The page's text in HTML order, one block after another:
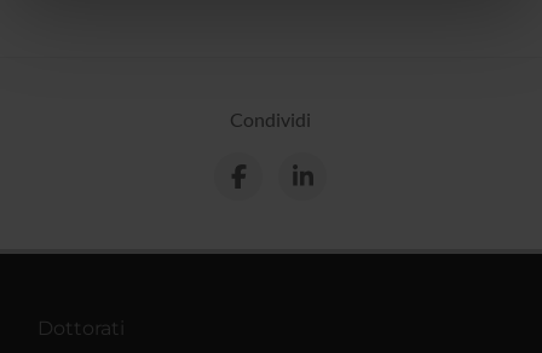
Condividi
Dottorati